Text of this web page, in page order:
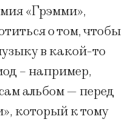
«Грэмми»,
о том, чтобы
в какой-то
– например,
альбом — перед
который к тому